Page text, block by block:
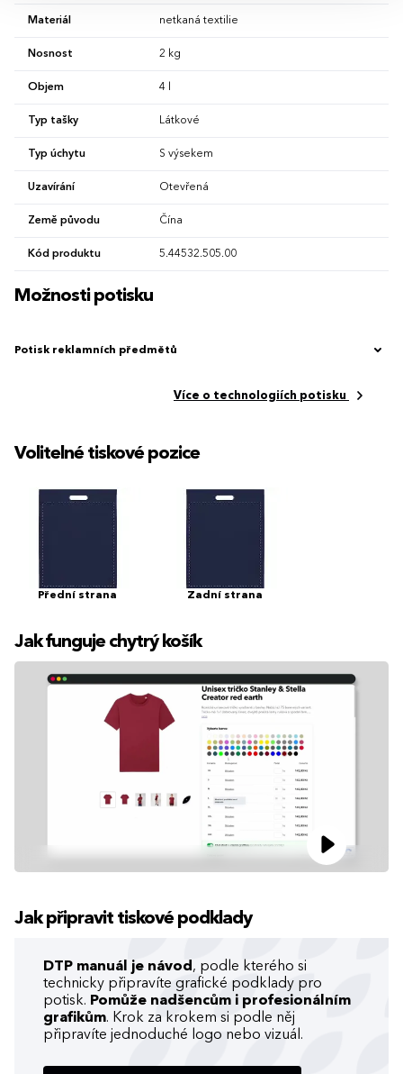
Materiál netkaná textilie
Nosnost 2 kg
Objem 4 l
Typ tašky Látkové
Typ úchytu S výsekem
Uzavírání Otevřená
Země původu Čína
Kód produktu 5.44532.505.00
Možnosti potisku
Potisk reklamních předmětů
Více o technologiích potisku
Volitelné tiskové pozice
Přední strana Zadní strana
Jak funguje chytrý košík
Jak připravit tiskové podklady
DTP manuál je návod , podle kterého si
technicky připravíte grafické podklady pro
potisk. Pomůže nadšencům i profesionálním
grafikům. Krok za krokem si podle něj
připravíte jednoduché logo nebo vizuál.